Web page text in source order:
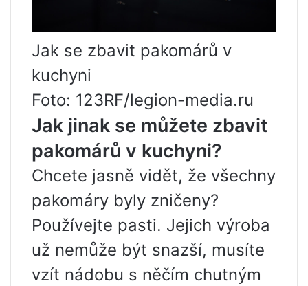
Jak se zbavit pakomárů v
kuchyni
Foto: 123RF/legion-media.ru
Jak jinak se můžete zbavit
pakomárů v kuchyni?
Chcete jasně vidět, že všechny
pakomáry byly zničeny?
Používejte pasti. Jejich výroba
už nemůže být snazší, musíte
vzít nádobu s něčím chutným